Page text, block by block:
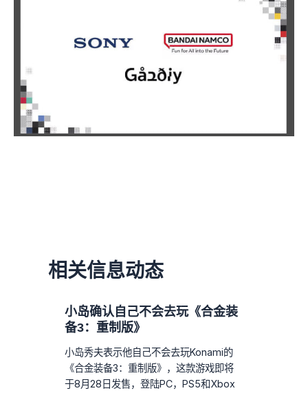
相关信息动态
小岛确认自己不会去玩《合金装
备3：重制版》
小岛秀夫表示他自己不会去玩Konami的
《合金装备3：重制版》，这款游戏即将
于8月28日发售，登陆PC，PS5和Xbox